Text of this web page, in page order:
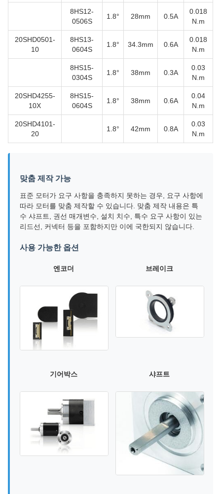
8HS12-
0506S
1.8° 28mm 0.5A
0.018
N.m
20SHD0501-
10
8HS13-
0604S
1.8° 34.3mm 0.6A
0.018
N.m
8HS15-
0304S
1.8° 38mm 0.3A
0.03
N.m
20SHD4255-
10X
8HS15-
0604S
1.8° 38mm 0.6A
0.04
N.m
20SHD4101-
20
1.8° 42mm 0.8A
0.03
N.m
맞춤 제작 가능
표준 모터가 요구 사항을 충족하지 못하는 경우, 요구 사항에
따라 모터를 맞춤 제작할 수 있습니다. 맞춤 제작 내용은 특
수 샤프트, 권선 매개변수, 설치 치수, 특수 요구 사항이 있는
리드선, 커넥터 등을 포함하지만 이에 국한되지 않습니다.
사용 가능한 옵션
엔코더 브레이크
기어박스 샤프트